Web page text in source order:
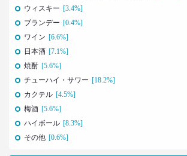
–日経クロストレンド 連載㉑–
生活総研 上席研究員/コピーライター
性格、価値観、消費行動に大差
–日経クロストレンド 連載⑳–
生活総研 上席研究員/コピーライター
ウィスキー [3.4%]
ブランデー [0.4%]
ワイン [6.6%]
日本酒 [7.1%]
焼酎 [5.6%]
チューハイ・サワー [18.2%]
カクテル [4.5%]
梅酒 [5.6%]
ハイボール [8.3%]
その他 [0.6%]